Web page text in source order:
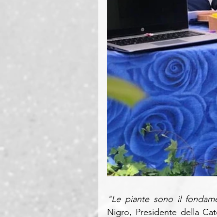
"Le piante sono il
Nigro, Presidente della